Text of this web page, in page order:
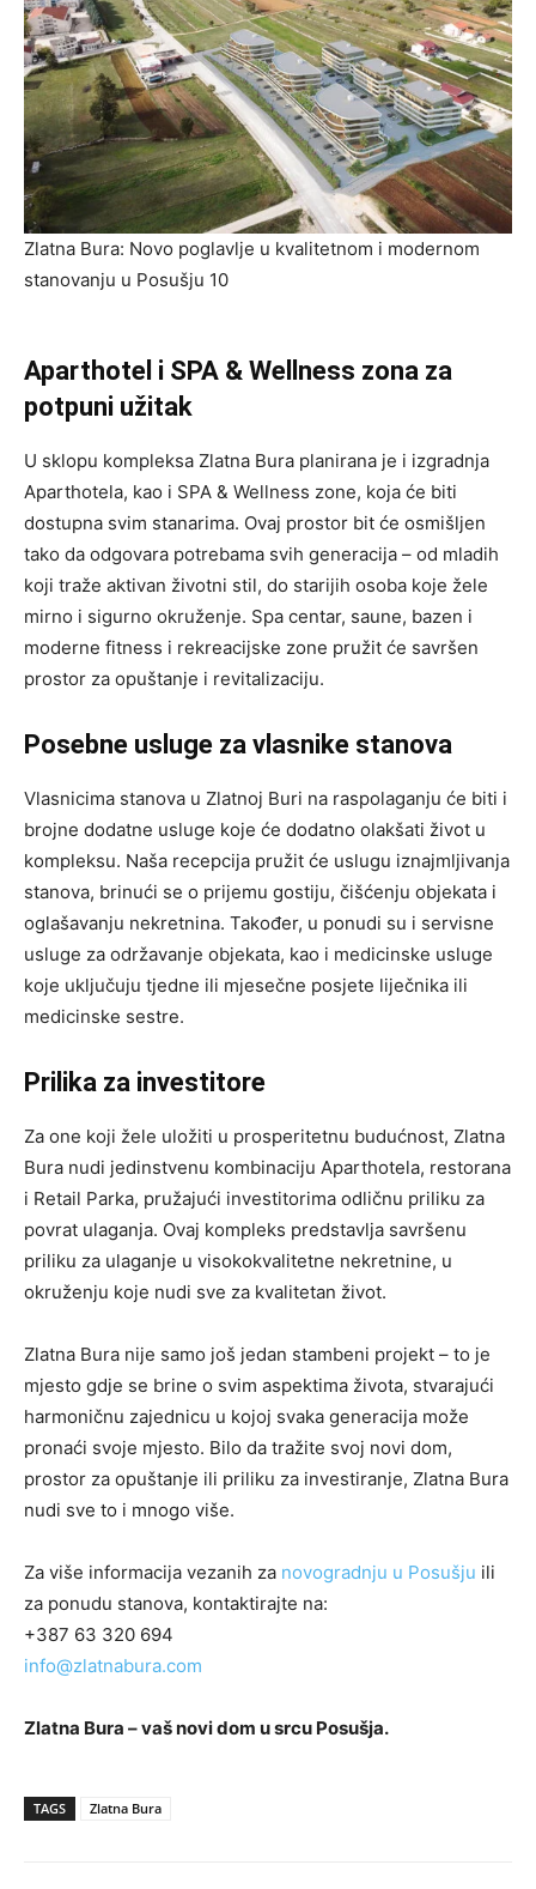
Zlatna Bura: Novo poglavlje u kvalitetnom i modernom
stanovanju u Posušju 10
Aparthotel i SPA & Wellness zona za
potpuni užitak
U sklopu kompleksa Zlatna Bura planirana je i izgradnja
Aparthotela, kao i SPA & Wellness zone, koja će biti
dostupna svim stanarima. Ovaj prostor bit će osmišljen
tako da odgovara potrebama svih generacija – od mladih
koji traže aktivan životni stil, do starijih osoba koje žele
mirno i sigurno okruženje. Spa centar, saune, bazen i
moderne fitness i rekreacijske zone pružit će savršen
prostor za opuštanje i revitalizaciju.
Posebne usluge za vlasnike stanova
Vlasnicima stanova u Zlatnoj Buri na raspolaganju će biti i
brojne dodatne usluge koje će dodatno olakšati život u
kompleksu. Naša recepcija pružit će uslugu iznajmljivanja
stanova, brinući se o prijemu gostiju, čišćenju objekata i
oglašavanju nekretnina. Također, u ponudi su i servisne
usluge za održavanje objekata, kao i medicinske usluge
koje uključuju tjedne ili mjesečne posjete liječnika ili
medicinske sestre.
Prilika za investitore
Za one koji žele uložiti u prosperitetnu budućnost, Zlatna
Bura nudi jedinstvenu kombinaciju Aparthotela, restorana
i Retail Parka, pružajući investitorima odličnu priliku za
povrat ulaganja. Ovaj kompleks predstavlja savršenu
priliku za ulaganje u visokokvalitetne nekretnine, u
okruženju koje nudi sve za kvalitetan život.
Zlatna Bura nije samo još jedan stambeni projekt – to je
mjesto gdje se brine o svim aspektima života, stvarajući
harmoničnu zajednicu u kojoj svaka generacija može
pronaći svoje mjesto. Bilo da tražite svoj novi dom,
prostor za opuštanje ili priliku za investiranje, Zlatna Bura
nudi sve to i mnogo više.
Za više informacija vezanih za novogradnju u Posušju ili
za ponudu stanova, kontaktirajte na:
+387 63 320 694
info@zlatnabura.com
Zlatna Bura – vaš novi dom u srcu Posušja.
TAGS Zlatna Bura